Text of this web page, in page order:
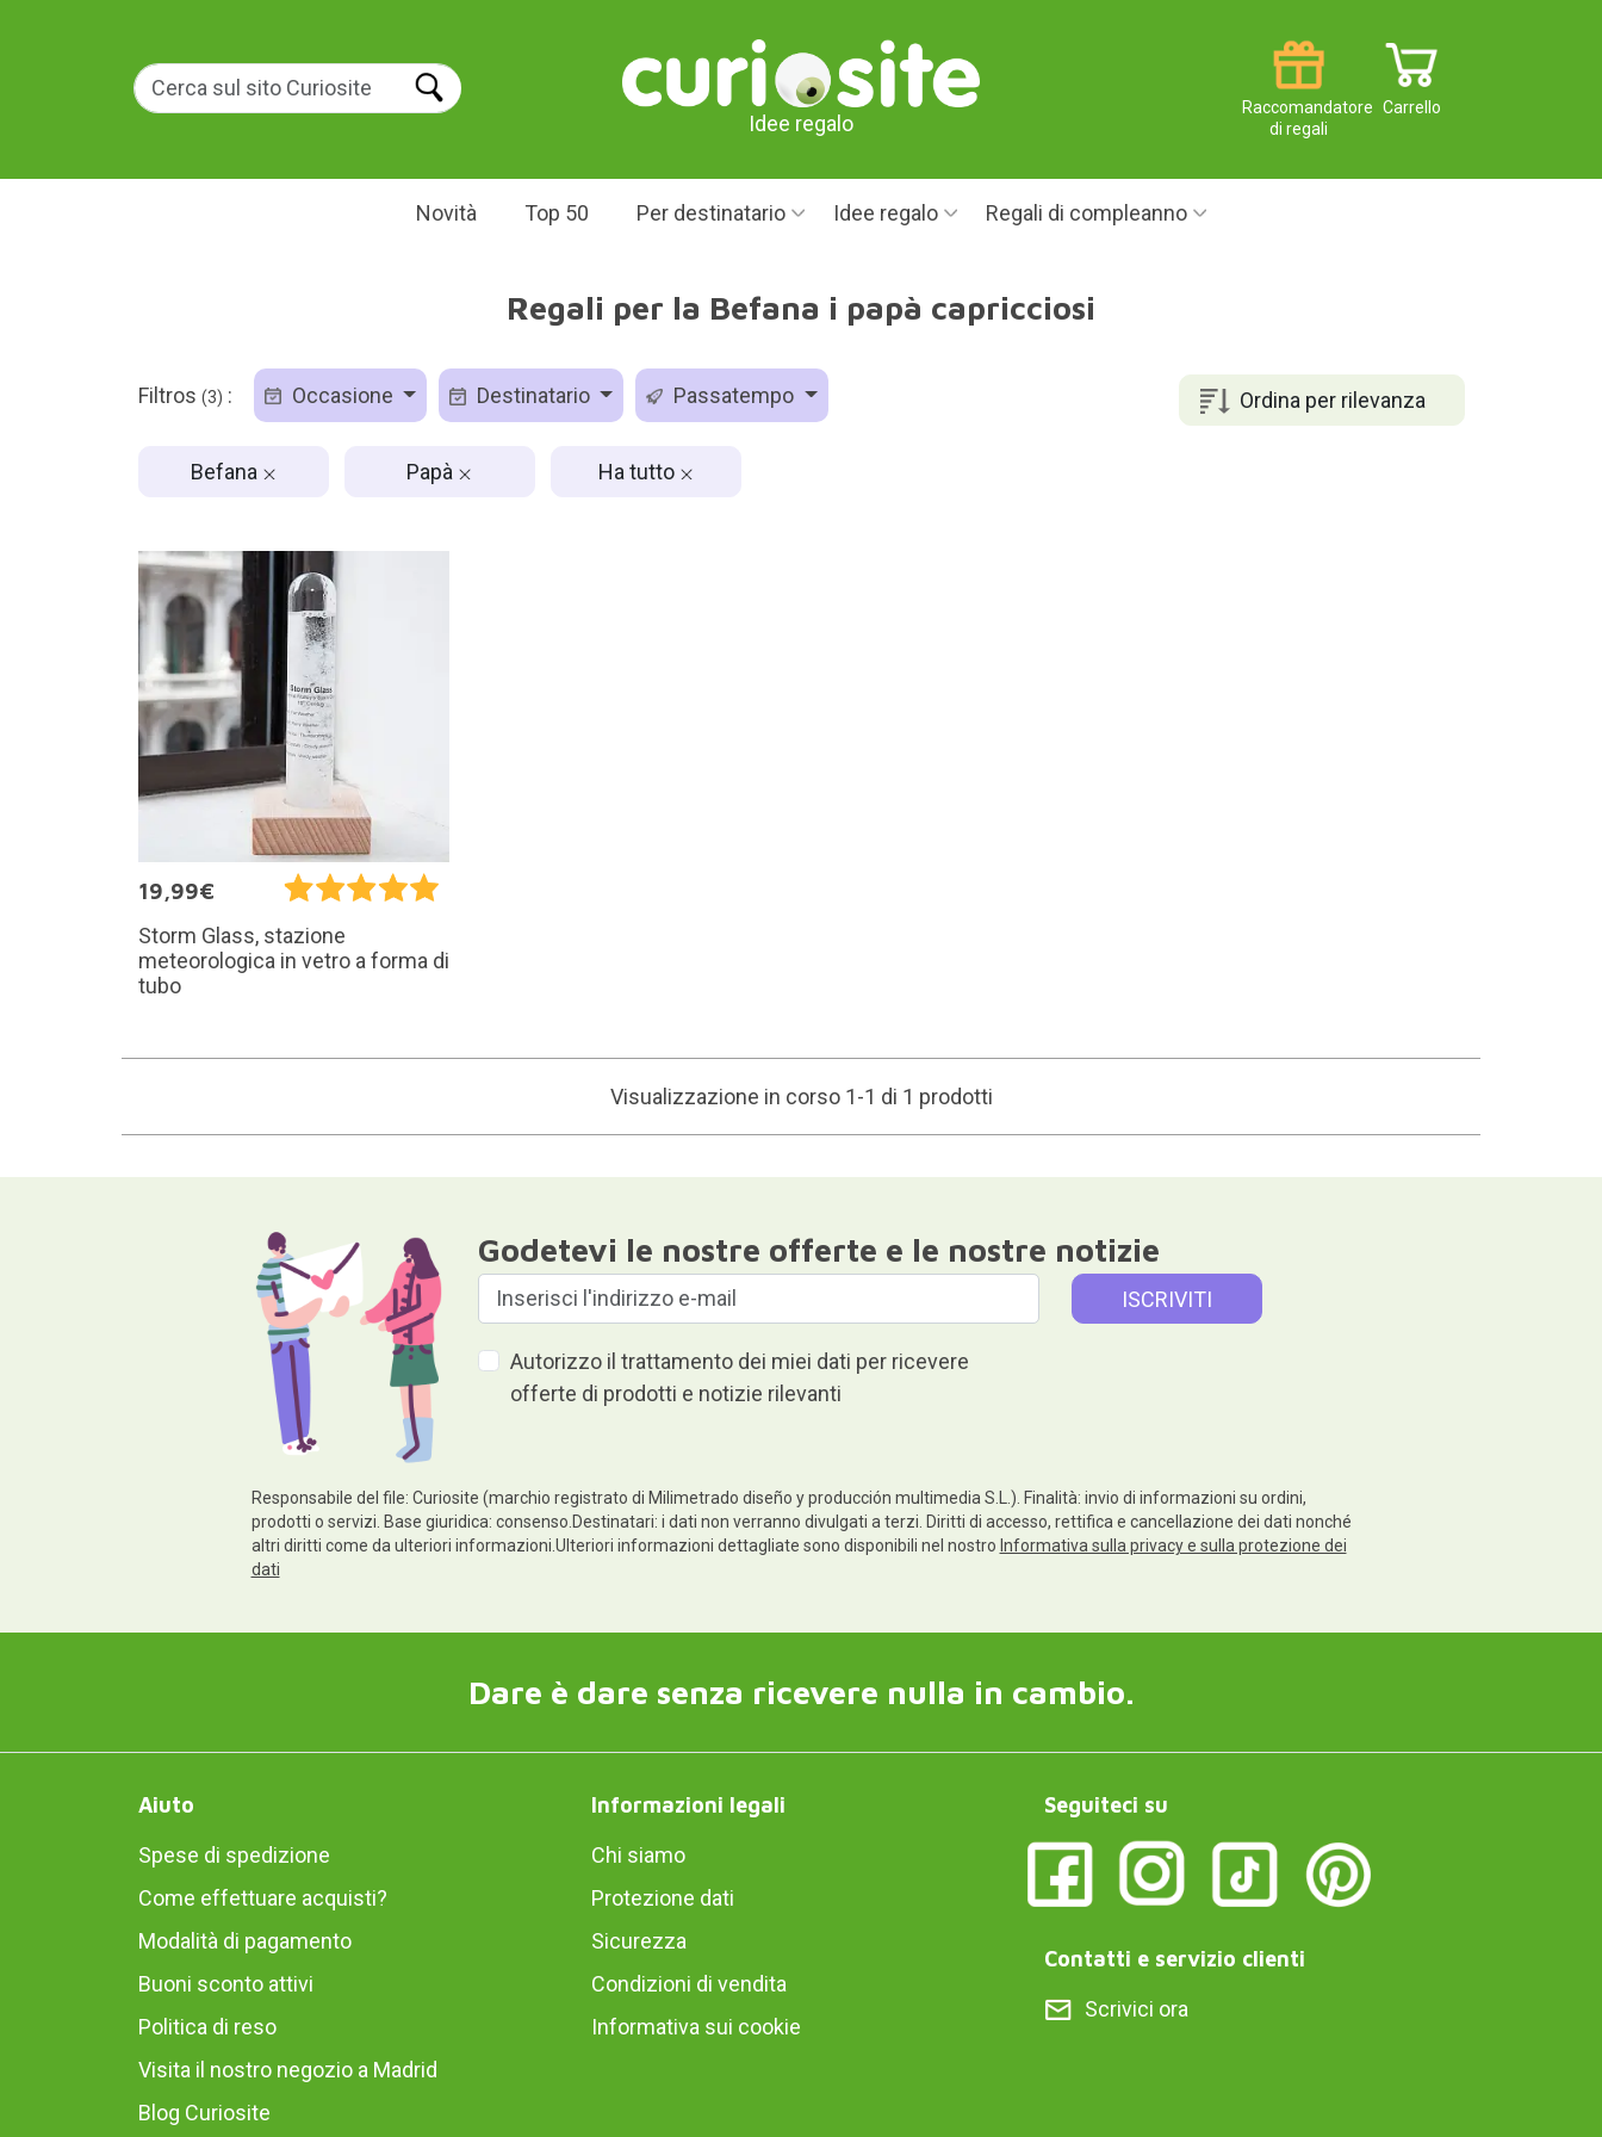
Idee regalo
Carrello
Raccomandatore
di regali
Novità Top 50 Per destinatario Idee regalo Regali di compleanno
Regali per la Befana i papà capricciosi
Ordina per rilevanza
Filtros (3) : Occasione Destinatario Passatempo
Befana Papà Ha tutto
19,99€
Storm Glass, stazione
meteorologica in vetro a forma di
tubo
Visualizzazione in corso 1-1 di 1 prodotti
Godetevi le nostre offerte e le nostre notizie
Autorizzo il trattamento dei miei dati per ricevere
offerte di prodotti e notizie rilevanti
Responsabile del file: Curiosite (marchio registrato di Milimetrado diseño y producción multimedia S.L.). Finalità: invio di informazioni su ordini,
prodotti o servizi. Base giuridica: consenso.Destinatari: i dati non verranno divulgati a terzi. Diritti di accesso, rettifica e cancellazione dei dati nonché
altri diritti come da ulteriori informazioni.Ulteriori informazioni dettagliate sono disponibili nel nostro Informativa sulla privacy e sulla protezione dei
dati
Dare è dare senza ricevere nulla in cambio.
Aiuto
Spese di spedizione
Come effettuare acquisti?
Modalità di pagamento
Buoni sconto attivi
Politica di reso
Visita il nostro negozio a Madrid
Blog Curiosite
Informazioni legali
Chi siamo
Protezione dati
Sicurezza
Condizioni di vendita
Informativa sui cookie
Seguiteci su
Contatti e servizio clienti
Scrivici ora